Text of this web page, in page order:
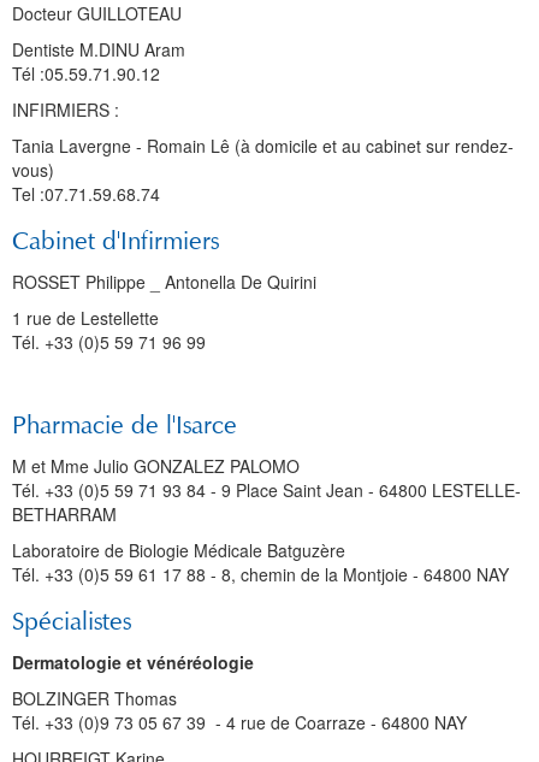
Docteur GUILLOTEAU
Dentiste M.DINU Aram
Tél :05.59.71.90.12
INFIRMIERS :
Tania Lavergne - Romain Lê (à domicile et au cabinet sur rendez-
vous)
Tel :07.71.59.68.74
Cabinet d'Infirmiers
ROSSET Philippe _ Antonella De Quirini
1 rue de Lestellette
Tél. +33 (0)5 59 71 96 99
Pharmacie de l'Isarce
M et Mme Julio GONZALEZ PALOMO
Tél. +33 (0)5 59 71 93 84 - 9 Place Saint Jean - 64800 LESTELLE-
BETHARRAM
Laboratoire de Biologie Médicale Batguzère
Tél. +33 (0)5 59 61 17 88 - 8, chemin de la Montjoie - 64800 NAY
Spécialistes
Dermatologie et vénéréologie
BOLZINGER Thomas
Tél. +33 (0)9 73 05 67 39 - 4 rue de Coarraze - 64800 NAY